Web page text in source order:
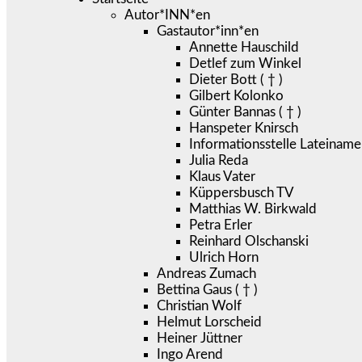
Autor*INN*en
Gastautor*inn*en
Annette Hauschild
Detlef zum Winkel
Dieter Bott ( † )
Gilbert Kolonko
Günter Bannas ( † )
Hanspeter Knirsch
Informationsstelle
Julia Reda
Klaus Vater
Küppersbusch TV
Matthias W. Birkwald
Petra Erler
Reinhard Olschanski
Ulrich Horn
Andreas Zumach
Bettina Gaus ( † )
Christian Wolf
Helmut Lorscheid
Heiner Jüttner
Ingo Arend